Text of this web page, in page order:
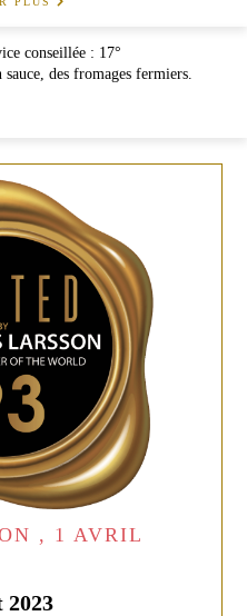
conseillée : 17°
des fromages fermiers.
, 1 AVRIL
2023